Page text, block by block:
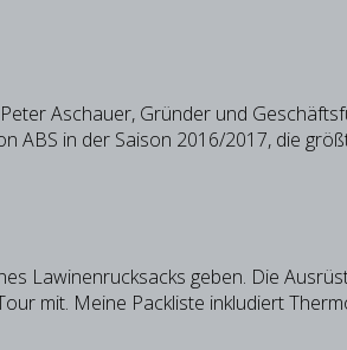
Aschauer, Gründer und
in der Saison 2016/2017, die
Lawinenrucksacks geben. Die
mit. Meine Packliste inkludiert